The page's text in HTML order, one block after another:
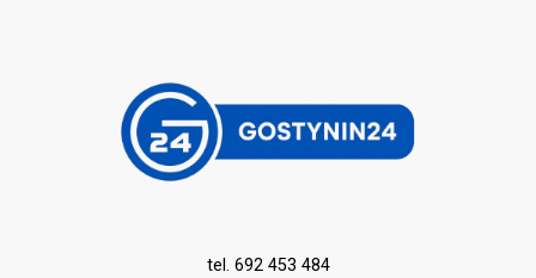
tel. 692 453 484